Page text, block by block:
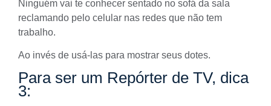
Ninguém vai te conhecer sentado no sofá da sala
reclamando pelo celular nas redes que não tem
trabalho.
Ao invés de usá-las para mostrar seus dotes.
Para ser um Repórter de TV, dica
3: